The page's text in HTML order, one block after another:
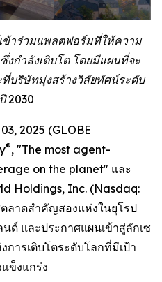
ข้าร่วมแพลตฟอร์มที่ให้ความ
กำลังเติบโต โดยมีแผนที่จะ
บริษัทมุ่งสร้างวิสัยทัศน์ระดับ
2030
2025 (GLOBE
®, "The most agent-
on the planet" และ
Holdings, Inc. (Nasdaq:
ลาดสำคัญสองแห่งในยุโรป
นด์ และประกาศแผนเข้าสู่ลักเซ
การเติบโตระดับโลกที่มีเป้า
ข็งแกร่ง